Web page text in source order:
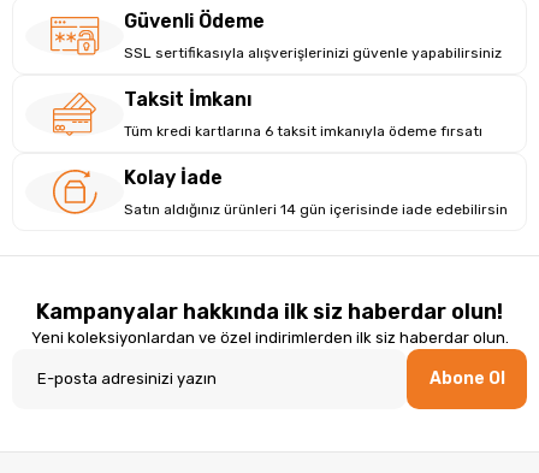
Güvenli Ödeme
SSL sertifikasıyla alışverişlerinizi güvenle yapabilirsiniz
Taksit İmkanı
Tüm kredi kartlarına 6 taksit imkanıyla ödeme fırsatı
Kolay İade
Satın aldığınız ürünleri 14 gün içerisinde iade edebilirsin
Kampanyalar hakkında ilk siz haberdar olun!
Yeni koleksiyonlardan ve özel indirimlerden ilk siz haberdar olun.
Abone Ol